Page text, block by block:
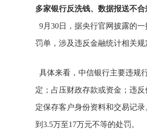
多家银行反洗钱、数据报送不合
9月30日，据央行官网披露的
罚单，涉及违反金融统计相关规
具体来看，中信银行主要违规
定；占压财政存款或资金；违
定保存客户身份资料和交易记
到3.5万至17万元不等的处罚。